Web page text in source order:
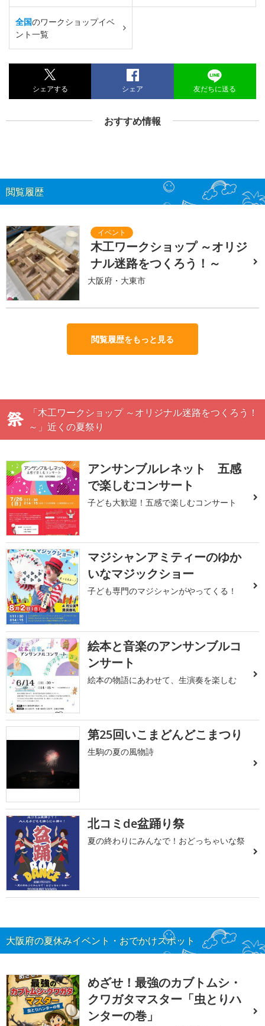
全国のワークショップイベ
ント一覧
シェアする シェア 友だちに送る
おすすめ情報
閲覧履歴
木工ワークショップ ～オリジ
ナル迷路をつくろう！～
大阪府・大東市
閲覧履歴をもっと見る
「木工ワークショップ ～オリジナル迷路をつくろう！
～」近くの夏祭り
アンサンブルレネット 五感
で楽しむコンサート
子ども大歓迎！五感で楽しむコンサート
マジシャンアミティーのゆか
いなマジックショー
子ども専門のマジシャンがやってくる！
絵本と音楽のアンサンブルコ
ンサート
絵本の物語にあわせて、生演奏を楽しむ
第25回いこまどんどこまつり
生駒の夏の風物詩
北コミde盆踊り祭
夏の終わりにみんなで！おどっちゃいな祭
大阪府の夏休みイベント・おでかけスポット
めざせ！最強のカブトムシ・
クワガタマスター「虫とりハ
ンターの巻」